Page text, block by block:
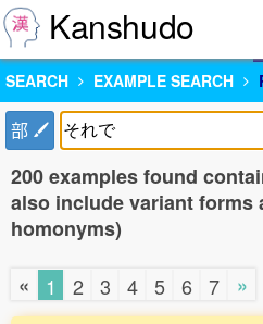
Kanshudo
SEARCH EXAMPLE SEARCH
部
200 examples found
also include variant forms
homonyms)
« 1 2 3 4 5 6 7
»